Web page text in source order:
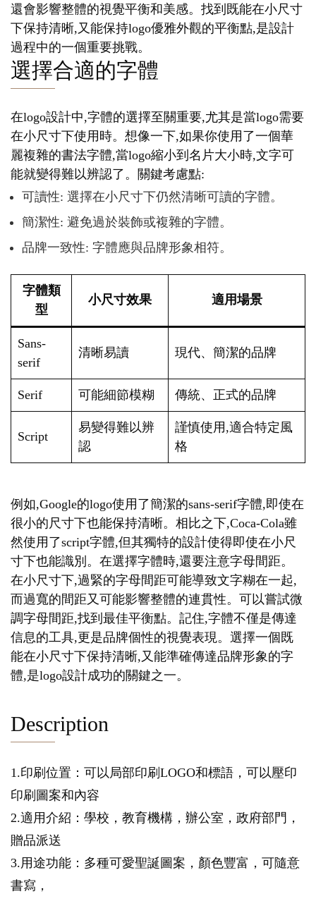
還會影響整體的視覺平衡和美感。找到既能在小尺寸
下保持清晰,又能保持logo優雅外觀的平衡點,是設計
過程中的一個重要挑戰。
選擇合適的字體
在logo設計中,字體的選擇至關重要,尤其是當logo需要
在小尺寸下使用時。想像一下,如果你使用了一個華
麗複雜的書法字體,當logo縮小到名片大小時,文字可
能就變得難以辨認了。關鍵考慮點:
可讀性: 選擇在小尺寸下仍然清晰可讀的字體。
簡潔性: 避免過於裝飾或複雜的字體。
品牌一致性: 字體應與品牌形象相符。
字體類
型
小尺寸效果 適用場景
Sans-
serif
清晰易讀 現代、簡潔的品牌
Serif 可能細節模糊 傳統、正式的品牌
Script
易變得難以辨
認
謹慎使用,適合特定風
格
例如,Google的logo使用了簡潔的sans-serif字體,即使在
很小的尺寸下也能保持清晰。相比之下,Coca-Cola雖
然使用了script字體,但其獨特的設計使得即使在小尺
寸下也能識別。在選擇字體時,還要注意字母間距。
在小尺寸下,過緊的字母間距可能導致文字糊在一起,
而過寬的間距又可能影響整體的連貫性。可以嘗試微
調字母間距,找到最佳平衡點。記住,字體不僅是傳達
信息的工具,更是品牌個性的視覺表現。選擇一個既
能在小尺寸下保持清晰,又能準確傳達品牌形象的字
體,是logo設計成功的關鍵之一。
Description
1.印刷位置：可以局部印刷LOGO和標語，可以壓印
印刷圖案和內容
2.適用介紹：學校，教育機構，辦公室，政府部門，
贈品派送
3.用途功能：多種可愛聖誕圖案，顏色豐富，可隨意
書寫，